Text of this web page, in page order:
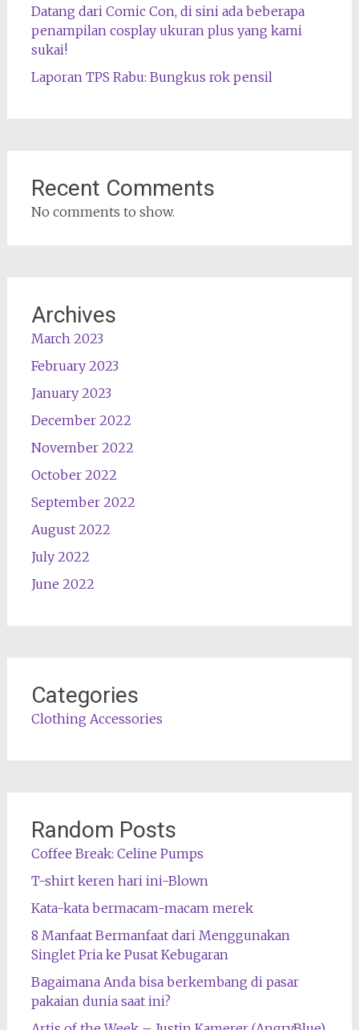
Datang dari Comic Con, di sini ada beberapa
penampilan cosplay ukuran plus yang kami
sukai!
Laporan TPS Rabu: Bungkus rok pensil
Recent Comments
No comments to show.
Archives
March 2023
February 2023
January 2023
December 2022
November 2022
October 2022
September 2022
August 2022
July 2022
June 2022
Categories
Clothing Accessories
Random Posts
Coffee Break: Celine Pumps
T-shirt keren hari ini-Blown
Kata-kata bermacam-macam merek
8 Manfaat Bermanfaat dari Menggunakan
Singlet Pria ke Pusat Kebugaran
Bagaimana Anda bisa berkembang di pasar
pakaian dunia saat ini?